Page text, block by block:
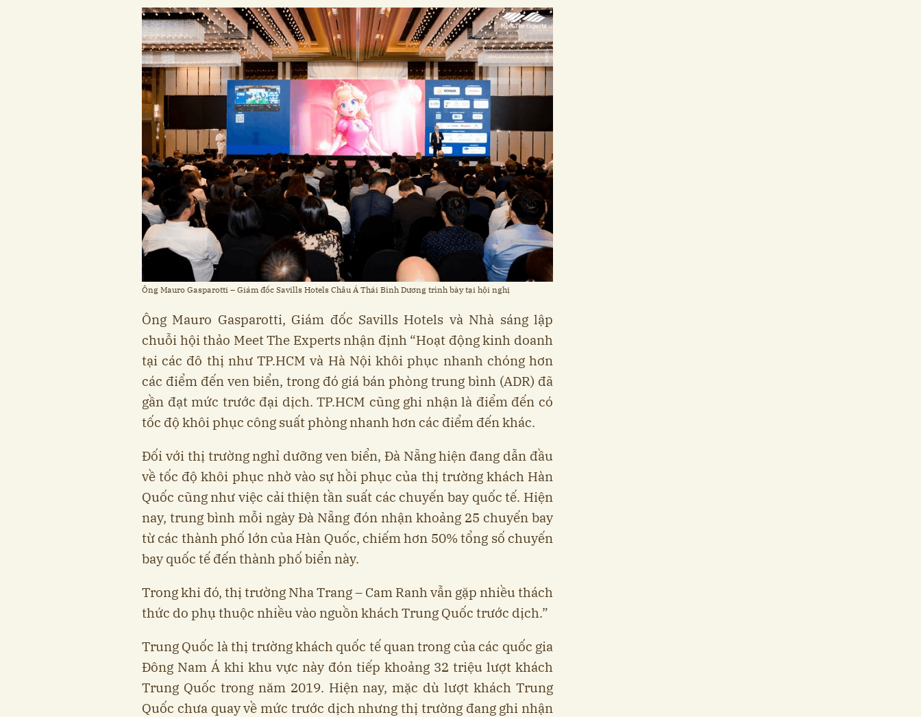
Ông Mauro Gasparotti – Giám đốc Savills Hotels Châu Á Thái Bình Dương trình bày tại hội nghị
Ông Mauro Gasparotti, Giám đốc Savills Hotels và Nhà sáng lập
chuỗi hội thảo Meet The Experts nhận định “Hoạt động kinh doanh
tại các đô thị như TP.HCM và Hà Nội khôi phục nhanh chóng hơn
các điểm đến ven biển, trong đó giá bán phòng trung bình (ADR) đã
gần đạt mức trước đại dịch. TP.HCM cũng ghi nhận là điểm đến có
tốc độ khôi phục công suất phòng nhanh hơn các điểm đến khác.
Đối với thị trường nghỉ dưỡng ven biển, Đà Nẵng hiện đang dẫn đầu
về tốc độ khôi phục nhờ vào sự hồi phục của thị trường khách Hàn
Quốc cũng như việc cải thiện tần suất các chuyến bay quốc tế. Hiện
nay, trung bình mỗi ngày Đà Nẵng đón nhận khoảng 25 chuyến bay
từ các thành phố lớn của Hàn Quốc, chiếm hơn 50% tổng số chuyến
bay quốc tế đến thành phố biển này.
Trong khi đó, thị trường Nha Trang – Cam Ranh vẫn gặp nhiều thách
thức do phụ thuộc nhiều vào nguồn khách Trung Quốc trước dịch.”
Trung Quốc là thị trường khách quốc tế quan trong của các quốc gia
Đông Nam Á khi khu vực này đón tiếp khoảng 32 triệu lượt khách
Trung Quốc trong năm 2019. Hiện nay, mặc dù lượt khách Trung
Quốc chưa quay về mức trước dịch nhưng thị trường đang ghi nhận